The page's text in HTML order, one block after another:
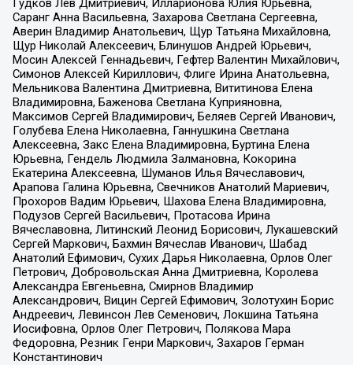
Гудков Лев Дмитриевич, Илларионова Юлия Юрьевна,
Саранг Анна Васильевна, Захарова Светлана Сергеевна,
Аверин Владимир Анатольевич, Щур Татьяна Михайловна,
Щур Николай Алексеевич, Блинушов Андрей Юрьевич,
Мосин Алексей Геннадьевич, Гефтер Валентин Михайлович,
Симонов Алексей Кириллович, Флиге Ирина Анатольевна,
Мельникова Валентина Дмитриевна, Вититинова Елена
Владимировна, Баженова Светлана Куприяновна,
Максимов Сергей Владимирович, Беляев Сергей Иванович,
Голубева Елена Николаевна, Ганнушкина Светлана
Алексеевна, Закс Елена Владимировна, Буртина Елена
Юрьевна, Гендель Людмила Залмановна, Кокорина
Екатерина Алексеевна, Шуманов Илья Вячеславович,
Арапова Галина Юрьевна, Свечников Анатолий Мариевич,
Прохоров Вадим Юрьевич, Шахова Елена Владимировна,
Подузов Сергей Васильевич, Протасова Ирина
Вячеславовна, Литинский Леонид Борисович, Лукашевский
Сергей Маркович, Бахмин Вячеслав Иванович, Шабад
Анатолий Ефимович, Сухих Дарья Николаевна, Орлов Олег
Петрович, Добровольская Анна Дмитриевна, Королева
Александра Евгеньевна, Смирнов Владимир
Александрович, Вицин Сергей Ефимович, Золотухин Борис
Андреевич, Левинсон Лев Семенович, Локшина Татьяна
Иосифовна, Орлов Олег Петрович, Полякова Мара
Федоровна, Резник Генри Маркович, Захаров Герман
Константинович